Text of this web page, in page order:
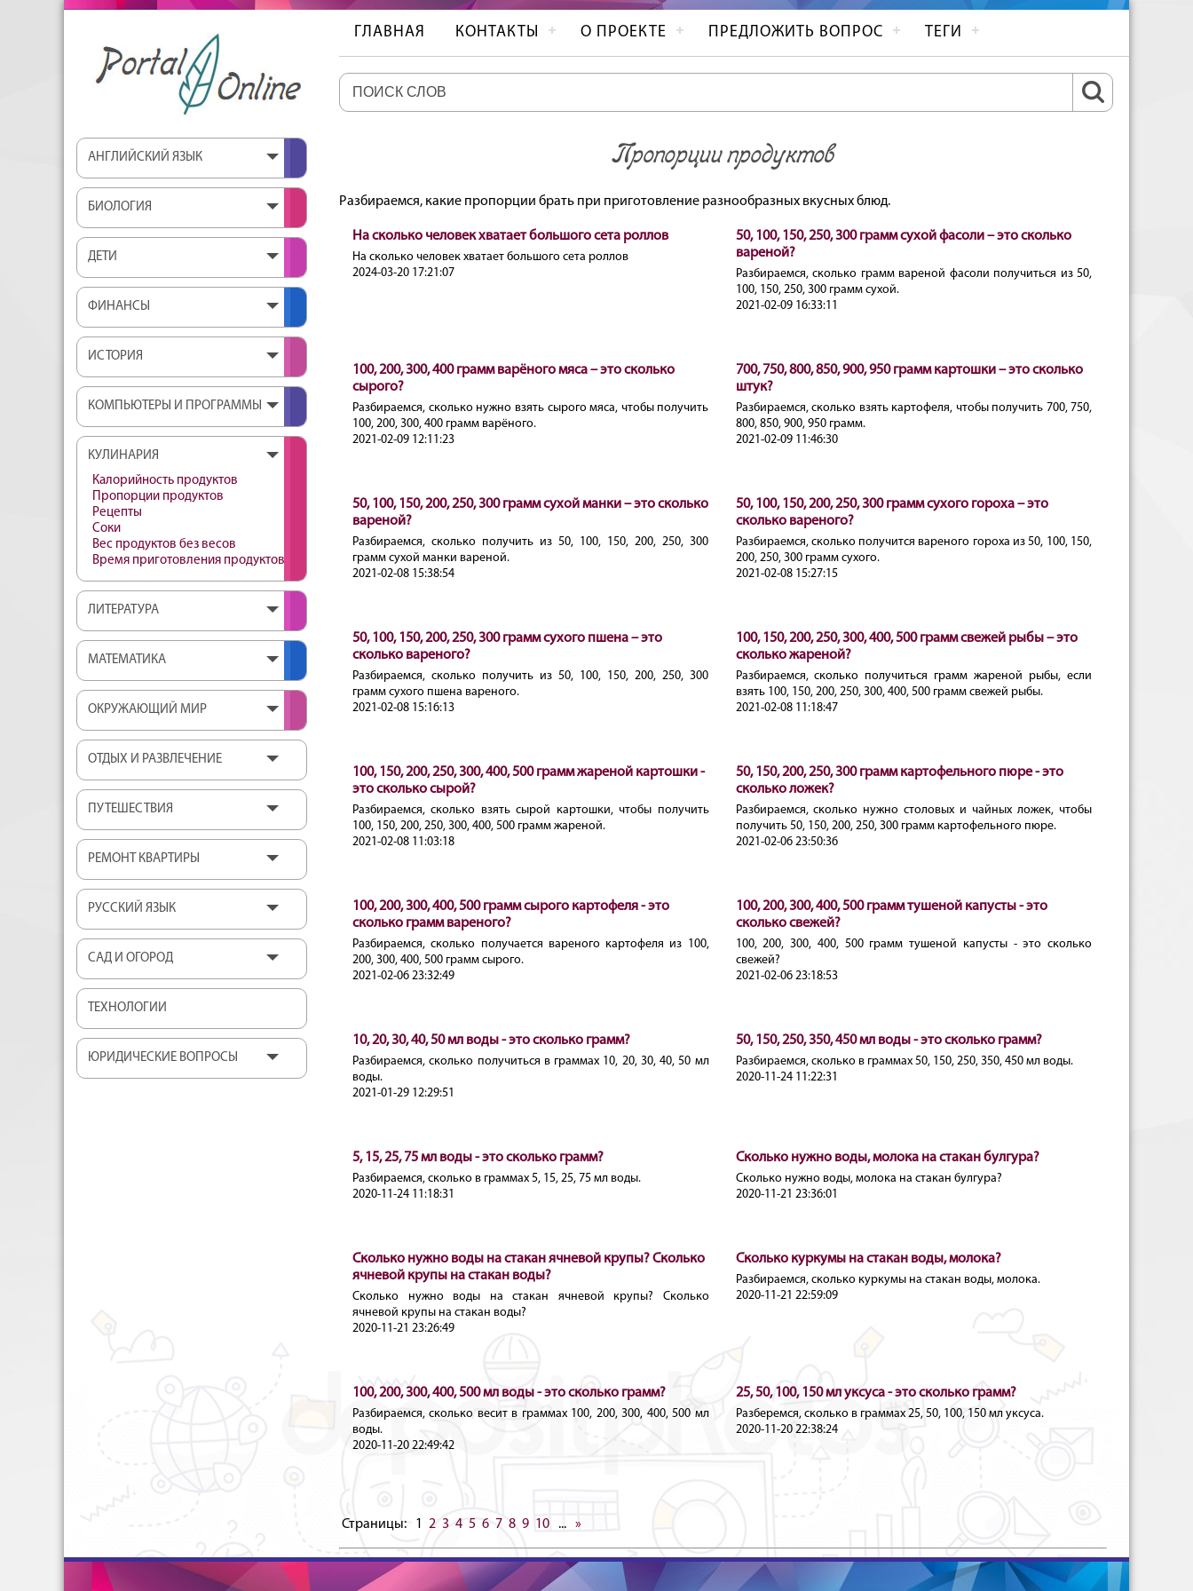
ГЛАВНАЯ КОНТАКТЫ О ПРОЕКТЕ ПРЕДЛОЖИТЬ ВОПРОС ТЕГИ
АНГЛИЙСКИЙ ЯЗЫК
БИОЛОГИЯ
ДЕТИ
ФИНАНСЫ
ИСТОРИЯ
КОМПЬЮТЕРЫ И ПРОГРАММЫ
КУЛИНАРИЯ
Калорийность продуктов
Пропорции продуктов
Рецепты
Соки
Вес продуктов без весов
Время приготовления продуктов
ЛИТЕРАТУРА
МАТЕМАТИКА
ОКРУЖАЮЩИЙ МИР
ОТДЫХ И РАЗВЛЕЧЕНИЕ
ПУТЕШЕСТВИЯ
РЕМОНТ КВАРТИРЫ
РУССКИЙ ЯЗЫК
САД И ОГОРОД
ТЕХНОЛОГИИ
ЮРИДИЧЕСКИЕ ВОПРОСЫ
Пропорции продуктов
Разбираемся, какие пропорции брать при приготовление разнообразных вкусных блюд.
На сколько человек хватает большого сета роллов
На сколько человек хватает большого сета роллов
2024-03-20 17:21:07
50, 100, 150, 250, 300 грамм сухой фасоли – это сколько
вареной?
Разбираемся, сколько грамм вареной фасоли получиться из 50,
100, 150, 250, 300 грамм сухой.
2021-02-09 16:33:11
100, 200, 300, 400 грамм варёного мяса – это сколько
сырого?
Разбираемся, сколько нужно взять сырого мяса, чтобы получить
100, 200, 300, 400 грамм варёного.
2021-02-09 12:11:23
700, 750, 800, 850, 900, 950 грамм картошки – это сколько
штук?
Разбираемся, сколько взять картофеля, чтобы получить 700, 750,
800, 850, 900, 950 грамм.
2021-02-09 11:46:30
50, 100, 150, 200, 250, 300 грамм сухой манки – это сколько
вареной?
Разбираемся, сколько получить из 50, 100, 150, 200, 250, 300
грамм сухой манки вареной.
2021-02-08 15:38:54
50, 100, 150, 200, 250, 300 грамм сухого гороха – это
сколько вареного?
Разбираемся, сколько получится вареного гороха из 50, 100, 150,
200, 250, 300 грамм сухого.
2021-02-08 15:27:15
50, 100, 150, 200, 250, 300 грамм сухого пшена – это
сколько вареного?
Разбираемся, сколько получить из 50, 100, 150, 200, 250, 300
грамм сухого пшена вареного.
2021-02-08 15:16:13
100, 150, 200, 250, 300, 400, 500 грамм свежей рыбы – это
сколько жареной?
Разбираемся, сколько получиться грамм жареной рыбы, если
взять 100, 150, 200, 250, 300, 400, 500 грамм свежей рыбы.
2021-02-08 11:18:47
100, 150, 200, 250, 300, 400, 500 грамм жареной картошки -
это сколько сырой?
Разбираемся, сколько взять сырой картошки, чтобы получить
100, 150, 200, 250, 300, 400, 500 грамм жареной.
2021-02-08 11:03:18
50, 150, 200, 250, 300 грамм картофельного пюре - это
сколько ложек?
Разбираемся, сколько нужно столовых и чайных ложек, чтобы
получить 50, 150, 200, 250, 300 грамм картофельного пюре.
2021-02-06 23:50:36
100, 200, 300, 400, 500 грамм сырого картофеля - это
сколько грамм вареного?
Разбираемся, сколько получается вареного картофеля из 100,
200, 300, 400, 500 грамм сырого.
2021-02-06 23:32:49
100, 200, 300, 400, 500 грамм тушеной капусты - это
сколько свежей?
100, 200, 300, 400, 500 грамм тушеной капусты - это сколько
свежей?
2021-02-06 23:18:53
10, 20, 30, 40, 50 мл воды - это сколько грамм?
Разбираемся, сколько получиться в граммах 10, 20, 30, 40, 50 мл
воды.
2021-01-29 12:29:51
50, 150, 250, 350, 450 мл воды - это сколько грамм?
Разбираемся, сколько в граммах 50, 150, 250, 350, 450 мл воды.
2020-11-24 11:22:31
5, 15, 25, 75 мл воды - это сколько грамм?
Разбираемся, сколько в граммах 5, 15, 25, 75 мл воды.
2020-11-24 11:18:31
Сколько нужно воды, молока на стакан булгура?
Сколько нужно воды, молока на стакан булгура?
2020-11-21 23:36:01
Сколько нужно воды на стакан ячневой крупы? Сколько
ячневой крупы на стакан воды?
Сколько нужно воды на стакан ячневой крупы? Сколько
ячневой крупы на стакан воды?
2020-11-21 23:26:49
Сколько куркумы на стакан воды, молока?
Разбираемся, сколько куркумы на стакан воды, молока.
2020-11-21 22:59:09
100, 200, 300, 400, 500 мл воды - это сколько грамм?
Разбираемся, сколько весит в граммах 100, 200, 300, 400, 500 мл
воды.
2020-11-20 22:49:42
25, 50, 100, 150 мл уксуса - это сколько грамм?
Разберемся, сколько в граммах 25, 50, 100, 150 мл уксуса.
2020-11-20 22:38:24
Страницы: 1 2 3 4 5 6 7 8 9 10 ... »